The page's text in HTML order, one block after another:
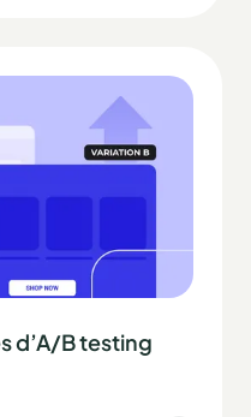
d’A/B testing